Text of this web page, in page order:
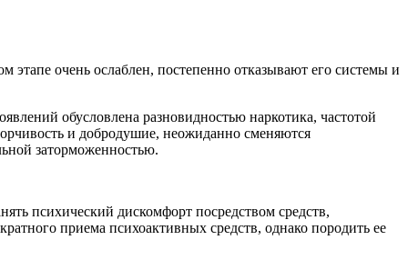
этапе очень ослаблен, постепенно отказывают его системы и
обусловлена разновидностью наркотика, частотой
и добродушие, неожиданно сменяются
заторможенностью.
психический дискомфорт посредством средств,
приема психоактивных средств, однако породить ее